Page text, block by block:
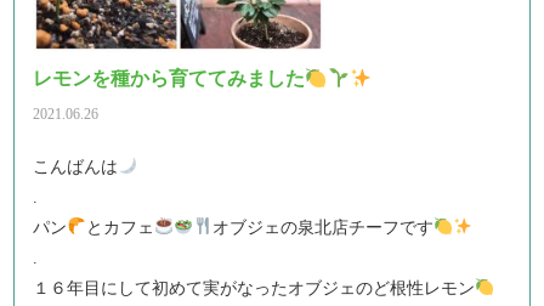
レモンを種から育ててみました
2021.06.26
こんばんは
.
パン
とカフェ
オブジェの泉北店チーフです
.
１６年目にして初めて実がなったオブジェのど根性レモン